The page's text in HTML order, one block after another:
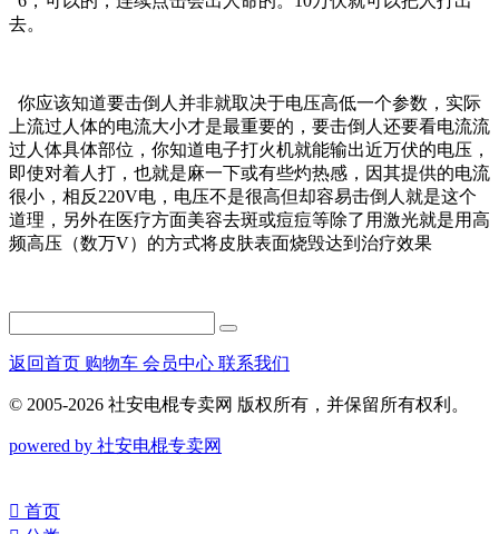
去。
你应该知道要击倒人并非就取决于电压高低一个参数，实际
上流过人体的电流大小才是最重要的，要击倒人还要看电流流
过人体具体部位，你知道电子打火机就能输出近万伏的电压，
即使对着人打，也就是麻一下或有些灼热感，因其提供的电流
很小，相反220V电，电压不是很高但却容易击倒人就是这个
道理，另外在医疗方面美容去斑或痘痘等除了用激光就是用高
频高压（数万V）的方式将皮肤表面烧毁达到治疗效果
返回首页 购物车 会员中心 联系我们
© 2005-2026 社安电棍专卖网 版权所有，并保留所有权利。
powered by 社安电棍专卖网
󰀁 首页